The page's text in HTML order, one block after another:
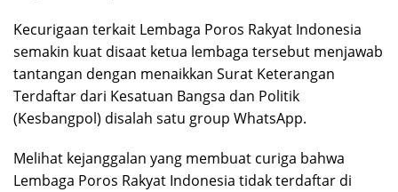
Kecurigaan terkait Lembaga Poros Rakyat Indonesia
semakin kuat disaat ketua lembaga tersebut menjawab
tantangan dengan menaikkan Surat Keterangan
Terdaftar dari Kesatuan Bangsa dan Politik
(Kesbangpol) disalah satu group WhatsApp.
Melihat kejanggalan yang membuat curiga bahwa
Lembaga Poros Rakyat Indonesia tidak terdaftar di